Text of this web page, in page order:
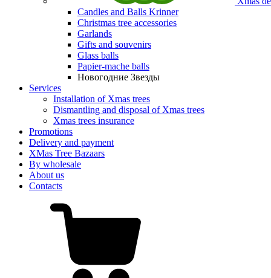
Candles and Balls Krinner
Christmas tree accessories
Garlands
Gifts and souvenirs
Glass balls
Papier-mache balls
Новогодние Звезды
Services
Installation of Хmas trees
Dismantling and disposal of Xmas trees
Xmas trees insurance
Promotions
Delivery and payment
XMas Tree Bazaars
By wholesale
About us
Contacts